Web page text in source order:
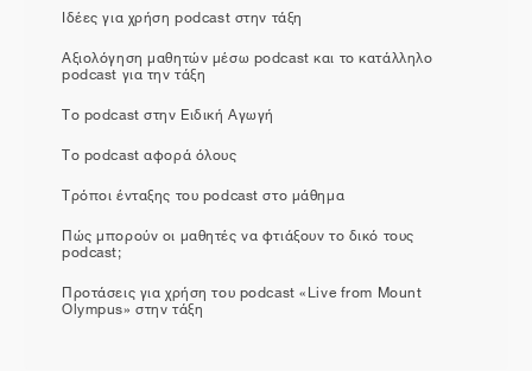
Ιδέες για χρήση podcast στην τάξη
Αξιολόγηση μαθητών μέσω podcast και το κατάλληλο
podcast για την τάξη
Το podcast στην Ειδική Αγωγή
Το podcast αφορά όλους
Τρόποι ένταξης του podcast στο μάθημα
Πώς μπορούν οι μαθητές να φτιάξουν το δικό τους
podcast;
Προτάσεις για χρήση του podcast «Live from Mount
Olympus» στην τάξη